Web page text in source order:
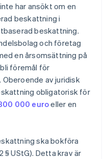
har ansökt om en
beskattning i
beskattning.
och företag
en årsomsättning på
föremål för
av juridisk
obligatorisk för
000 euroeller en
ska bokföra
UStG). Detta krav är